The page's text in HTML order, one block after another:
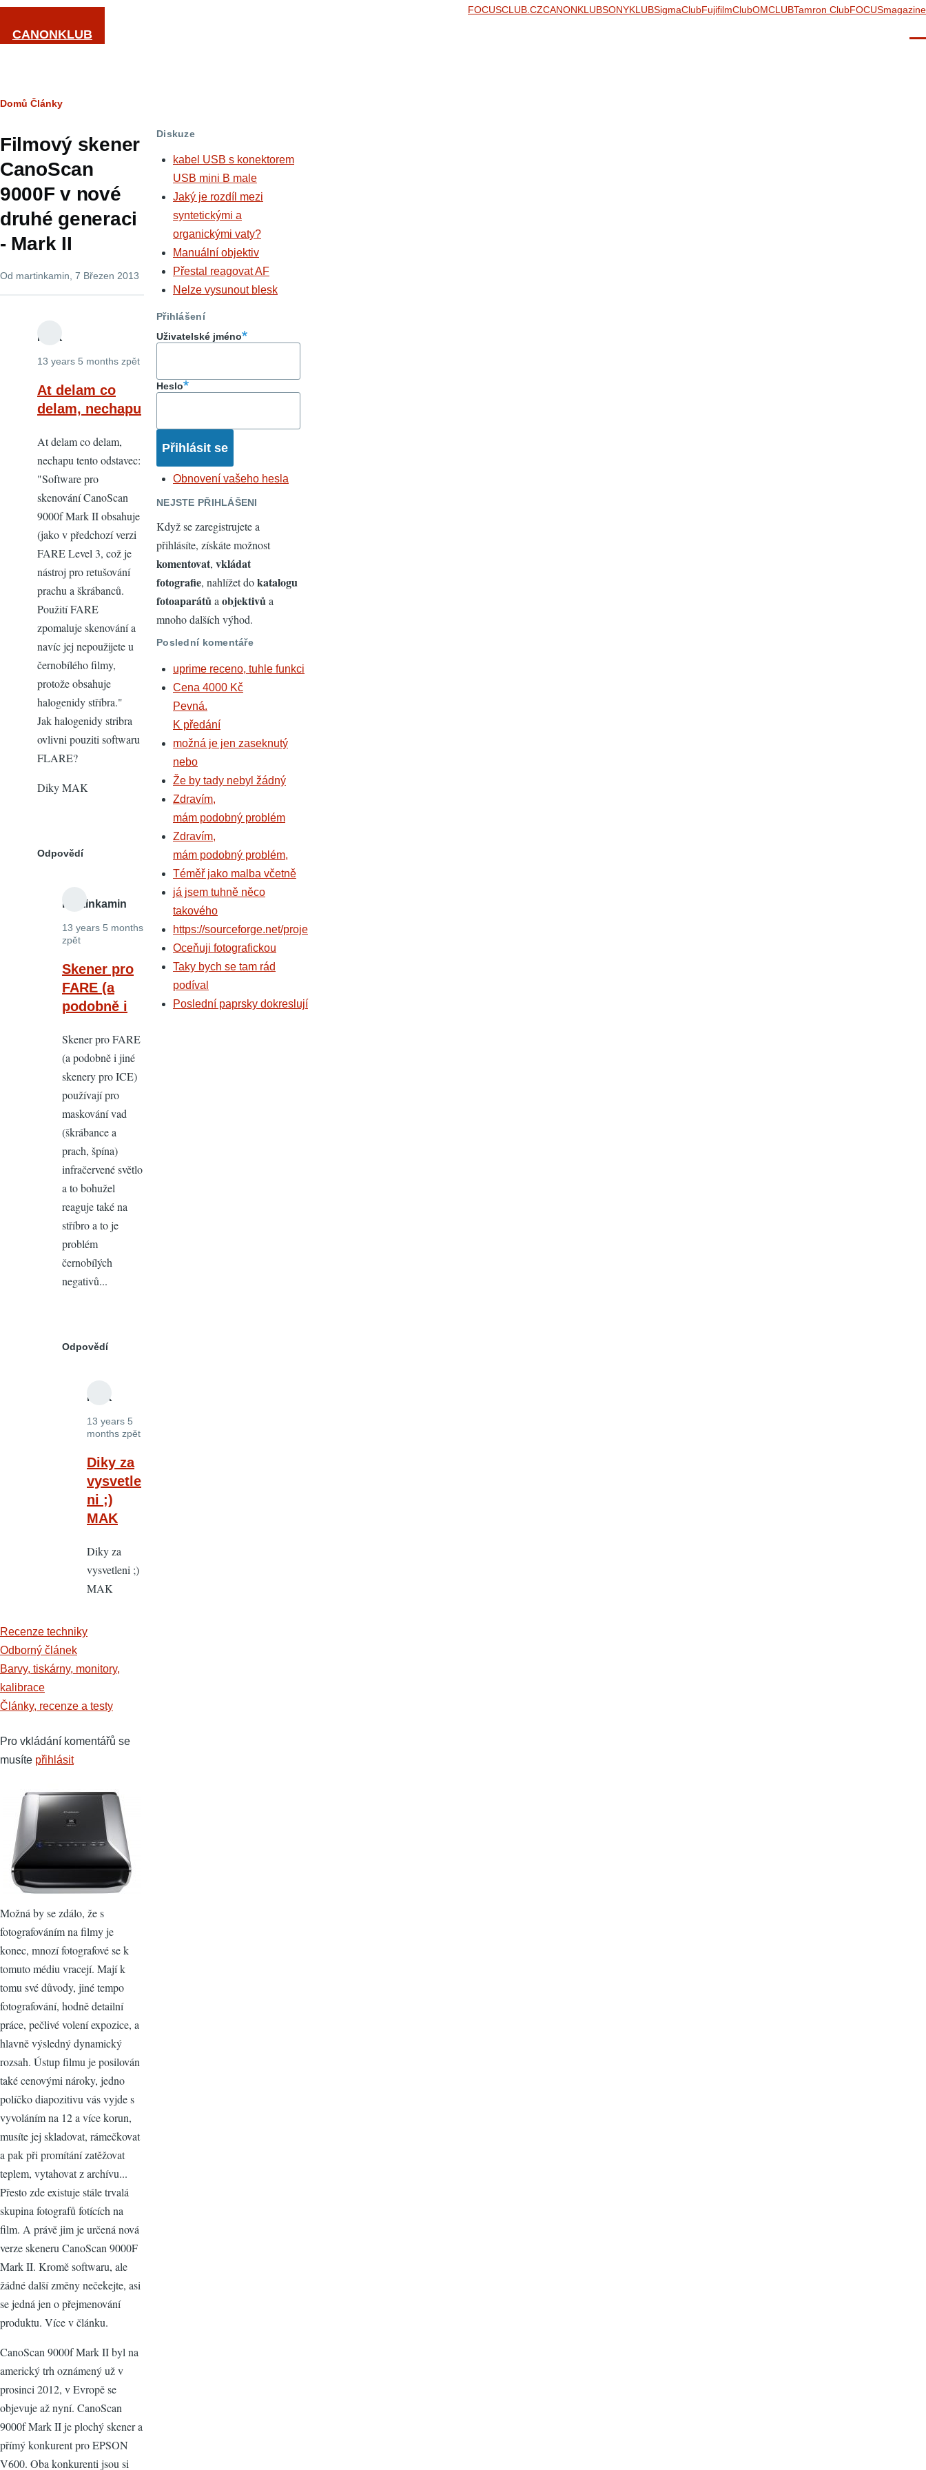
Přejít k hlavnímu obsahu
CANONKLUB
FOCUSCLUB.CZCANONKLUBSONYKLUBSigmaClubFujifilmClubOMCLUBTamron ClubFOCUSmagazine
Drobečková
navigace
Domů Články
Filmový skener
CanoScan
9000F v nové
druhé generaci
- Mark II
Od martinkamin , 7 Březen 2013
MAK
13 years 5 months zpět
At delam co
delam, nechapu
At delam co delam,
nechapu tento odstavec:
"Software pro
skenování CanoScan
9000f Mark II obsahuje
(jako v předchozí verzi
FARE Level 3, což je
nástroj pro retušování
prachu a škrábanců.
Použití FARE
zpomaluje skenování a
navíc jej nepoužijete u
černobílého filmy,
protože obsahuje
halogenidy stříbra."
Jak halogenidy stribra
ovlivni pouziti softwaru
FLARE?
Diky MAK
Odpovědí
martinkamin
13 years 5 months
zpět
In
reply
to
delam
co
delam,
nechapu
by
MAK
Skener pro
FARE (a
podobně i
Skener pro FARE
(a podobně i jiné
skenery pro ICE)
používají pro
maskování vad
(škrábance a
prach, špína)
infračervené světlo
a to bohužel
reaguje také na
stříbro a to je
problém
černobílých
negativů...
Odpovědí
MAK
13 years 5
months zpět
In
reply
to
Skener
FARE
(a
podobně
by
Diky za
vysvetle
ni ;)
MAK
Diky za
vysvetleni ;)
MAK
Recenze techniky
Odborný článek
Barvy, tiskárny, monitory,
kalibrace
Články, recenze a testy
Pro vkládání komentářů se
musíte přihlásit
Možná by se zdálo, že s
fotografováním na filmy je
konec, mnozí fotografové se k
tomuto médiu vracejí. Mají k
tomu své důvody, jiné tempo
fotografování, hodně detailní
práce, pečlivé volení expozice, a
hlavně výsledný dynamický
rozsah. Ústup filmu je posilován
také cenovými nároky, jedno
políčko diapozitivu vás vyjde s
vyvoláním na 12 a více korun,
musíte jej skladovat, rámečkovat
a pak při promítání zatěžovat
teplem, vytahovat z archívu...
Přesto zde existuje stále trvalá
skupina fotografů fotících na
film. A právě jim je určená nová
verze skeneru CanoScan 9000F
Mark II. Kromě softwaru, ale
žádné další změny nečekejte, asi
se jedná jen o přejmenování
produktu. Více v článku.
CanoScan 9000f Mark II byl na
americký trh oznámený už v
prosinci 2012, v Evropě se
objevuje až nyní. CanoScan
9000f Mark II je plochý skener a
přímý konkurent pro EPSON
V600. Oba konkurenti jsou si
Diskuze
kabel USB s konektorem
USB mini B male
Jaký je rozdíl mezi
syntetickými a
organickými vaty?
Manuální objektiv
Přestal reagovat AF
Nelze vysunout blesk
Přihlášení
Uživatelské jméno
Heslo
Obnovení vašeho hesla
NEJSTE PŘIHLÁŠENI
Když se zaregistrujete a
přihlásíte, získáte možnost
komentovat, vkládat
fotografie, nahlížet dokatalogu
fotoaparátůa objektivůa
mnoho dalších výhod.
Poslední komentáře
uprime receno, tuhle funkci
Cena 4000 Kč
Pevná.
K předání
možná je jen zaseknutý
nebo
Že by tady nebyl žádný
Zdravím,
mám podobný problém
Zdravím,
mám podobný problém,
Téměř jako malba včetně
já jsem tuhně něco
takového
https://sourceforge.net/proje
Oceňuji fotografickou
Taky bych se tam rád
podíval
Poslední paprsky dokreslují